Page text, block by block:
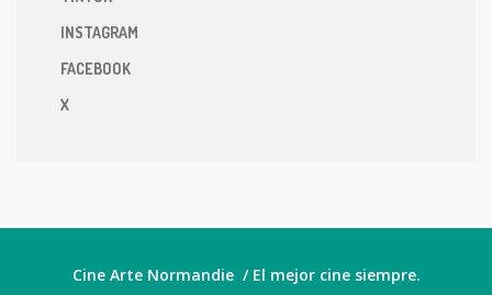
INSTAGRAM
FACEBOOK
X
Cine Arte Normandie / El mejor cine siempre.